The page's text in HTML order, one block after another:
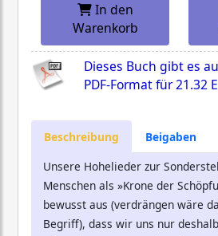
In den
Warenkorb
Dieses Buch gibt es
PDF-Format für21.32
Beschreibung
Beigaben
Unsere Hohelieder zur
Menschen als »Krone der
bewusst aus (verdrängen wäre
Begriff), dass wir uns nur